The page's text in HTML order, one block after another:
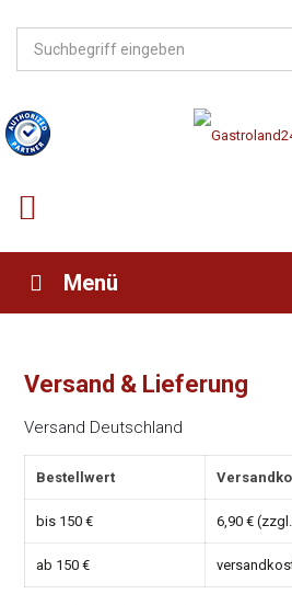
Menü
Versand & Lieferung
Versand Deutschland
Bestellwert
bis 150 € 6,90 €
ab 150 €